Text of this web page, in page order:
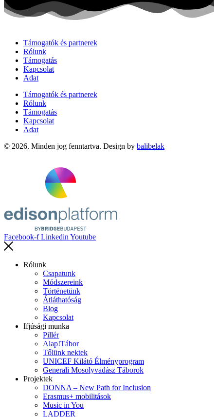
Támogatók és partnerek
Rólunk
Támogatás
Kapcsolat
Adat
Támogatók és partnerek
Rólunk
Támogatás
Kapcsolat
Adat
© 2026. Minden jog fenntartva. Design by balibelak
Facebook-f Linkedin Youtube
Rólunk
Csapatunk
Módszereink
Történetünk
Átláthatóság
Blog
Kapcsolat
Ifjúsági munka
Pillér
Alap!Tábor
Tőlünk nektek
UNICEF Kilátó Élményprogram
Generali Mosolyvadász Táborok
Projektek
DONNA – New Path for Inclusion
Erasmus+ mobilitások
Music in You
LADDER